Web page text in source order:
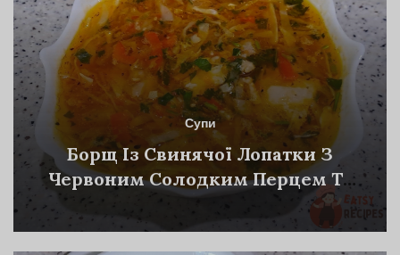
Супи
Борщ Із Свинячої Лопатки З
Червоним Солодким Перцем Та
Петрушкою